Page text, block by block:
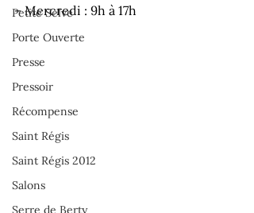
Petite Selve
Porte Ouverte
Presse
Pressoir
Récompense
Saint Régis
Saint Régis 2012
Salons
Serre de Berty
– Mercredi : 9h à 17h